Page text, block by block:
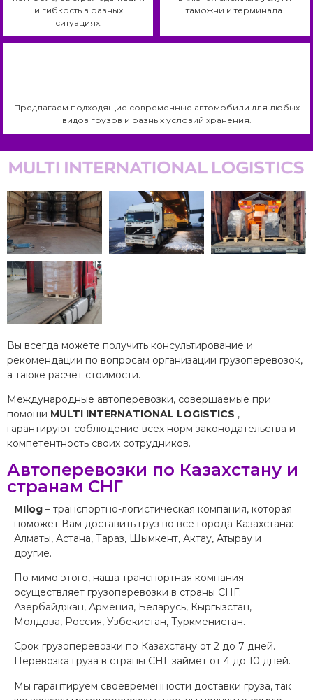
и гибкость в разных
ситуациях.
таможни и терминала.
Предлагаем подходящие современные автомобили для любых
видов грузов и разных условий хранения.
Вы всегда можете получить консультирование и
рекомендации по вопросам организации грузоперевозок,
а также расчет стоимости.
Международные автоперевозки, совершаемые при
помощи MULTI INTERNATIONAL LOGISTICS ,
гарантируют соблюдение всех норм законодательства и
компетентность своих сотрудников.
Автоперевозки по Казахстану и
странам СНГ
MIlog – транспортно-логистическая компания, которая
поможет Вам доставить груз во все города Казахстана:
Алматы, Астана, Тараз, Шымкент, Актау, Атырау и
другие.
По мимо этого, наша транспортная компания
осуществляет грузоперевозки в страны СНГ:
Азербайджан, Армения, Беларусь, Кыргызстан,
Молдова, Россия, Узбекистан, Туркменистан.
Срок грузоперевозки по Казахстану от 2 до 7 дней.
Перевозка груза в страны СНГ займет от 4 до 10 дней.
Мы гарантируем своевременности доставки груза, так